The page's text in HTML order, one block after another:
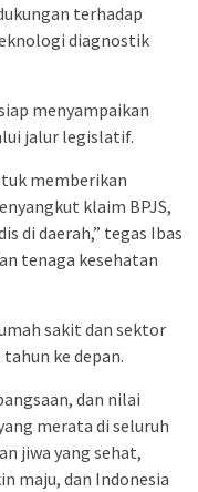
terhadap
diagnostik
menyampaikan
jalur legislatif.
memberikan
klaim BPJS,
di daerah,” tegas Ibas
tenaga kesehatan
sakit dan sektor
ke depan.
dan nilai
merata di seluruh
jiwa yang sehat,
maju, dan Indonesia